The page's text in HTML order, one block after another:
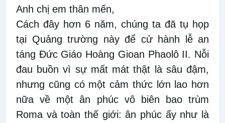
Anh chị em thân mến,
Cách đây hơn 6 năm, chúng ta đã tụ họp
tại Quảng trường này để cử hành lễ an
táng Đức Giáo Hoàng Gioan Phaolô II. Nỗi
đau buồn vì sự mất mát thật là sâu đậm,
nhưng cũng có một cảm thức lớn lao hơn
nữa về một ân phúc vô biên bao trùm
Roma và toàn thế giới: ân phúc ấy như là